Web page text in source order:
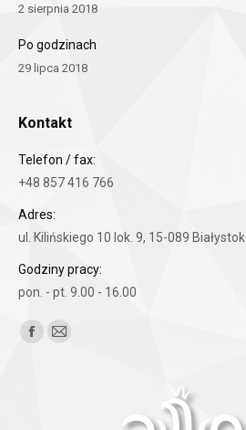
2 sierpnia 2018
Po godzinach
29 lipca 2018
Kontakt
Telefon / fax:
+48 857 416 766
Adres:
ul. Kilińskiego 10 lok. 9, 15-089 Białystok
Godziny pracy:
pon. - pt. 9.00 - 16.00
Znajdź nas na:
Facebook
Mail